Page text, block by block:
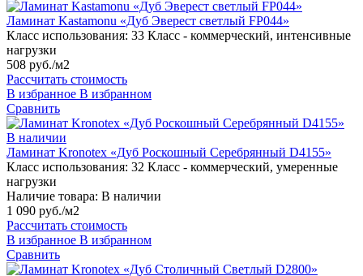
Ламинат Kastamonu «Дуб Эверест светлый FP044»
Класс использования: 33 Класс - коммерческий, интенсивные
нагрузки
508 руб./м2
Рассчитать стоимость
В избранное В избранном
Сравнить
В наличии
Ламинат Kronotex «Дуб Роскошный Серебрянный D4155»
Класс использования: 32 Класс - коммерческий, умеренные
нагрузки
Наличие товара: В наличии
1 090 руб./м2
Рассчитать стоимость
В избранное В избранном
Сравнить